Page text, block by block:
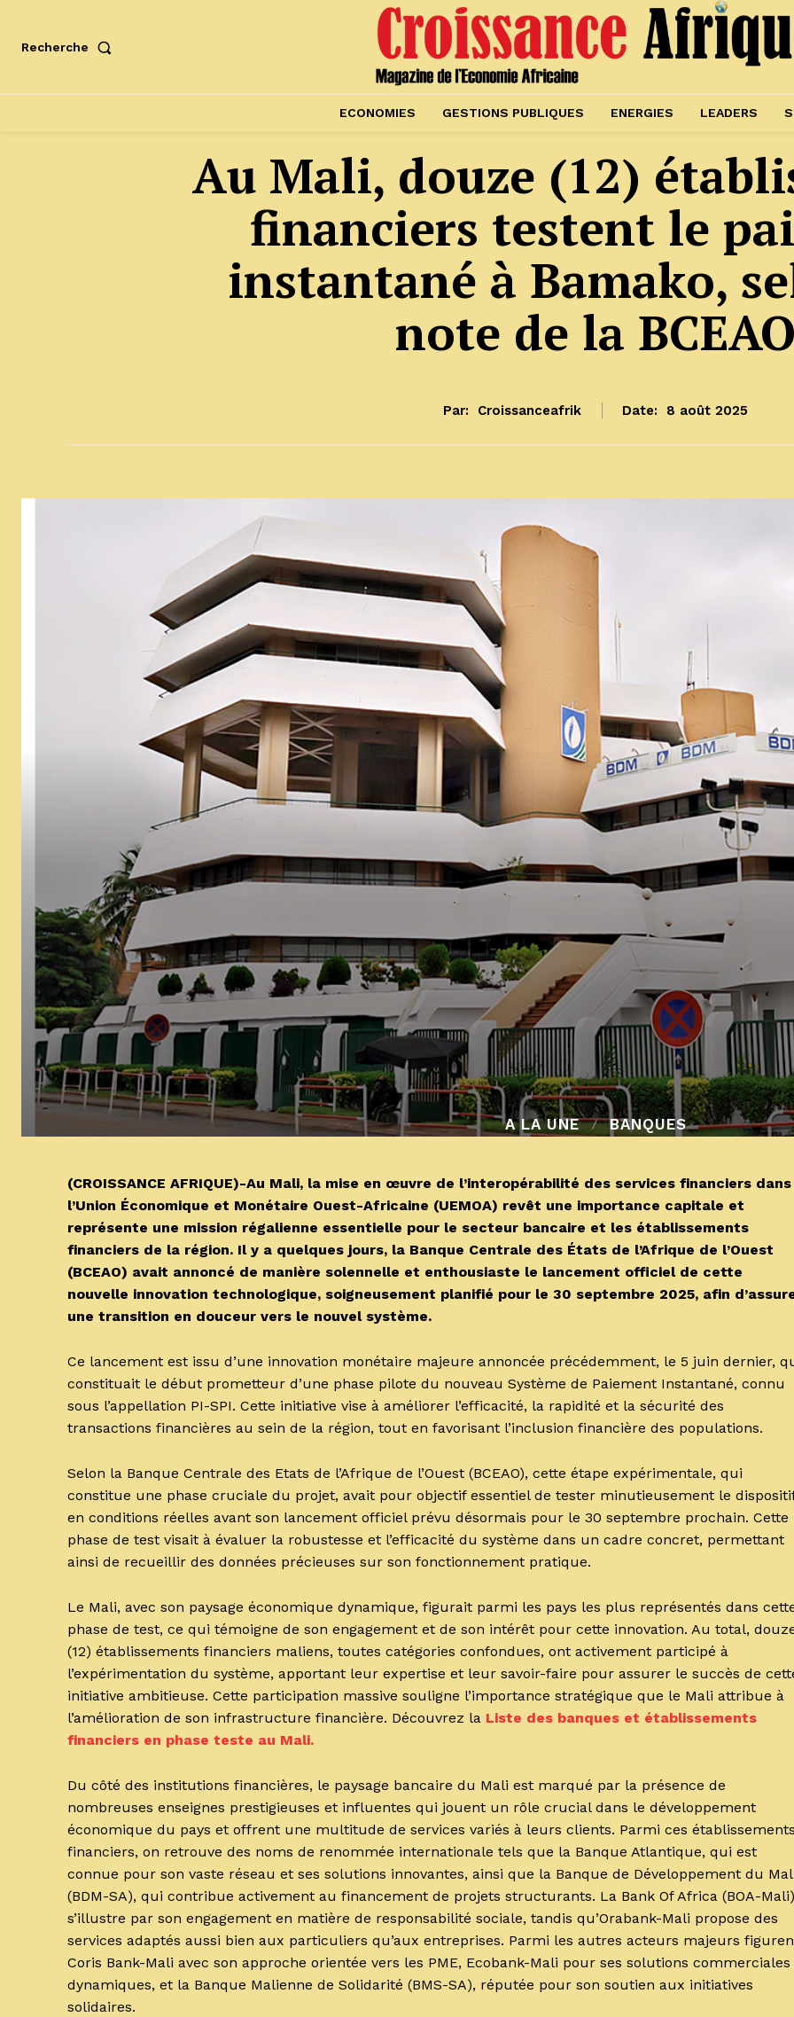
Recherche
ECONOMIES GESTIONS PUBLIQUES ENERGIES LEADERS
Au Mali, douze (12)
financiers testent le
instantané à Bamako,
note de la
Par: Croissanceafrik Date: 8 août 2025
A LA UNE BANQUES
(CROISSANCE AFRIQUE)-Au Mali, la mise en œuvre de l’interopérabilité des services financiers dans
l’Union Économique et Monétaire Ouest-Africaine (UEMOA) revêt une importance capitale et
représente une mission régalienne essentielle pour le secteur bancaire et les établissements
financiers de la région. Il y a quelques jours, la Banque Centrale des États de l’Afrique de l’Ouest
(BCEAO) avait annoncé de manière solennelle et enthousiaste le lancement officiel de cette
nouvelle innovation technologique, soigneusement planifié pour le 30 septembre 2025, afin
une transition en douceur vers le nouvel système.
Ce lancement est issu d’une innovation monétaire majeure annoncée précédemment, le 5 juin dernier,
constituait le début prometteur d’une phase pilote du nouveau Système de Paiement Instantané, connu
sous l’appellation PI-SPI. Cette initiative vise à améliorer l’efficacité, la rapidité et la sécurité des
transactions financières au sein de la région, tout en favorisant l’inclusion financière des populations.
Selon la Banque Centrale des Etats de l’Afrique de l’Ouest (BCEAO), cette étape expérimentale, qui
constitue une phase cruciale du projet, avait pour objectif essentiel de tester minutieusement le
en conditions réelles avant son lancement officiel prévu désormais pour le 30 septembre prochain. Cette
phase de test visait à évaluer la robustesse et l’efficacité du système dans un cadre concret, permettant
ainsi de recueillir des données précieuses sur son fonctionnement pratique.
Le Mali, avec son paysage économique dynamique, figurait parmi les pays les plus représentés dans
phase de test, ce qui témoigne de son engagement et de son intérêt pour cette innovation. Au total,
(12) établissements financiers maliens, toutes catégories confondues, ont activement participé à
l’expérimentation du système, apportant leur expertise et leur savoir-faire pour assurer le succès de
initiative ambitieuse. Cette participation massive souligne l’importance stratégique que le Mali attribue à
l’amélioration de son infrastructure financière. Découvrez la Liste des banques et établissements
financiers en phase teste au Mali.
Du côté des institutions financières, le paysage bancaire du Mali est marqué par la présence de
nombreuses enseignes prestigieuses et influentes qui jouent un rôle crucial dans le développement
économique du pays et offrent une multitude de services variés à leurs clients. Parmi ces
financiers, on retrouve des noms de renommée internationale tels que la Banque Atlantique, qui est
connue pour son vaste réseau et ses solutions innovantes, ainsi que la Banque de Développement du
(BDM-SA), qui contribue activement au financement de projets structurants. La Bank Of Africa (BOA-Mali)
s’illustre par son engagement en matière de responsabilité sociale, tandis qu’Orabank-Mali propose des
services adaptés aussi bien aux particuliers qu’aux entreprises. Parmi les autres acteurs majeurs
Coris Bank-Mali avec son approche orientée vers les PME, Ecobank-Mali pour ses solutions commerciales
dynamiques, et la Banque Malienne de Solidarité (BMS-SA), réputée pour son soutien aux initiatives
solidaires.